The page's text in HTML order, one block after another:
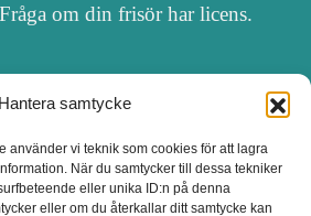
Hantera samtycke
använder vi teknik som cookies för att lagra
När du samtycker till dessa tekniker
eller unika ID:n på denna
eller om du återkallar ditt samtycke kan
om din frisör har licens.
OM FRISÖRSÖK
SALONG